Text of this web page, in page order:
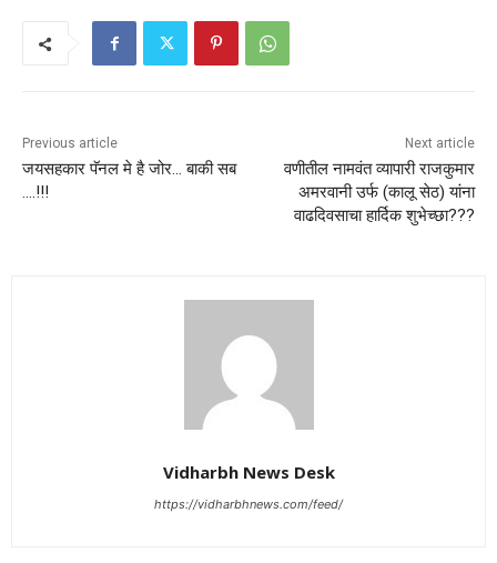
Previous article
जयसहकार पॅनल मे है जोर… बाकी सब
….!!!
Next article
वणीतील नामवंत व्यापारी राजकुमार
अमरवानी उर्फ (कालू सेठ) यांना
वाढदिवसाचा हार्दिक शुभेच्छा???
Vidharbh News Desk
https://vidharbhnews.com/feed/